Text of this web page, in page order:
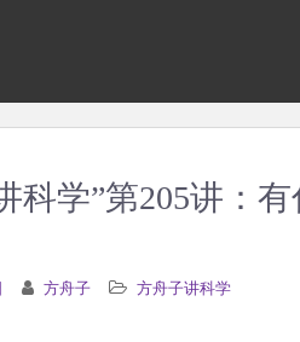
科学”第205讲：
方舟子 方舟子讲科学